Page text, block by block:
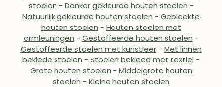
stoelen - Donker gekleurde houten stoelen -
Natuurlijk gekleurde houten stoelen - Gebleekte
houten stoelen - Houten stoelen met
armleuningen - Gestoffeerde houten stoelen -
Gestoffeerde stoelen met kunstleer- Met linnen
beklede stoelen - Stoelen bekleed met textiel -
Grote houten stoelen - Middelgrote houten
stoelen - Kleine houten stoelen